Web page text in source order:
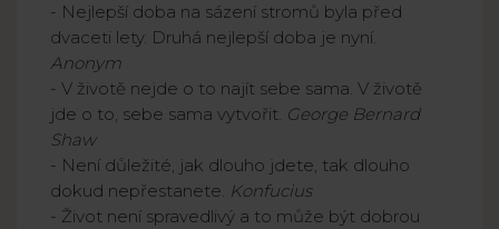
- Nejlepší doba na sázení stromů byla před
dvaceti lety. Druhá nejlepší doba je nyní.
Anonym
- V životě nejde o to najít sebe sama. V životě
jde o to, sebe sama vytvořit. George Bernard
Shaw
- Není důležité, jak dlouho jdete, tak dlouho
dokud nepřestanete. Konfucius
- Život není spravedlivý a to může být dobrou